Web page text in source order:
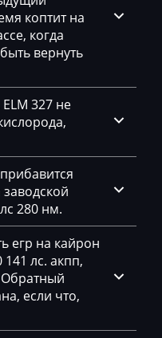
коптит на
когда
вернуть
327 не
280 нм.
егр на кайрон
лс. акпп,
Обратный
если что,